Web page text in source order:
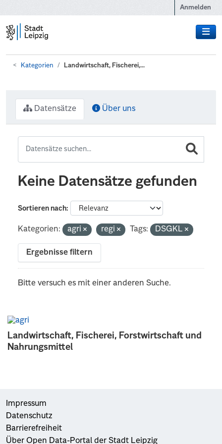
Anmelden
Kategorien Landwirtschaft, Fischerei,...
Landwirtschaft, Fischerei, Forstwirtschaft und
Nahrungsmittel
Datensätze Über uns
Keine Datensätze gefunden
Sortieren nach
Kategorien: agri regi Tags: DSGKL
Ergebnisse filtern
Bitte versuch es mit einer anderen Suche.
Impressum
Datenschutz
Barrierefreiheit
Über Open Data-Portal der Stadt Leipzig